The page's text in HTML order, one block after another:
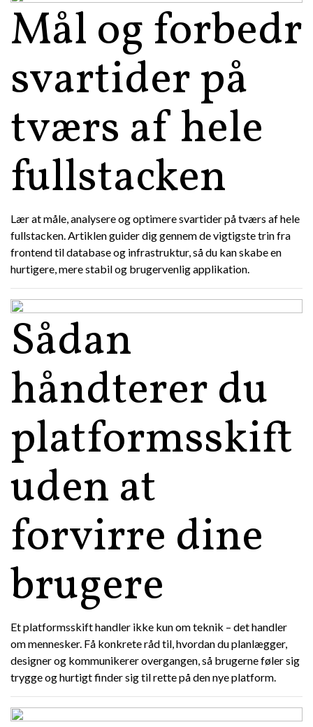
Mål og forbedr
svartider på
tværs af hele
fullstacken
Lær at måle, analysere og optimere svartider på tværs af hele
fullstacken. Artiklen guider dig gennem de vigtigste trin fra
frontend til database og infrastruktur, så du kan skabe en
hurtigere, mere stabil og brugervenlig applikation.
Sådan
håndterer du
platformsskift
uden at
forvirre dine
brugere
Et platformsskift handler ikke kun om teknik – det handler
om mennesker. Få konkrete råd til, hvordan du planlægger,
designer og kommunikerer overgangen, så brugerne føler sig
trygge og hurtigt finder sig til rette på den nye platform.